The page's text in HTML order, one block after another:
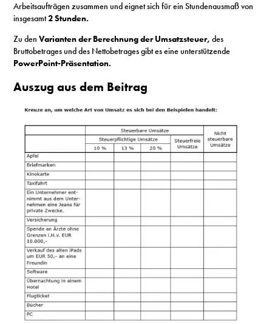
Arbeitsaufträgen zusammen und eignet sich für ein Stundenausmaß von
insgesamt2 Stunden.
Zu denVarianten der Berechnung der Umsatzsteuer, des
Bruttobetrages und des Nettobetrages gibt es eine unterstützende
PowerPoint-Präsentation.
Auszug aus dem Beitrag